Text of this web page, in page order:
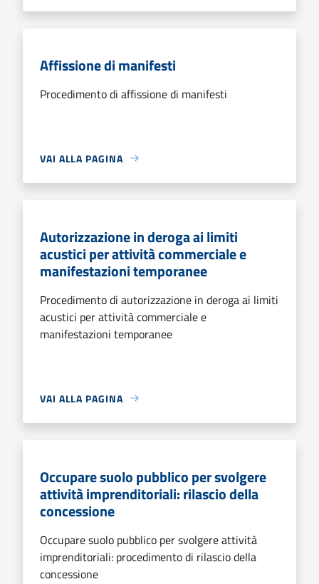
Affissione di manifesti
Procedimento di affissione di manifesti
VAI ALLA PAGINA
Autorizzazione in deroga ai limiti
acustici per attività commerciale e
manifestazioni temporanee
Procedimento di autorizzazione in deroga ai limiti
acustici per attività commerciale e
manifestazioni temporanee
VAI ALLA PAGINA
Occupare suolo pubblico per svolgere
attività imprenditoriali: rilascio della
concessione
Occupare suolo pubblico per svolgere attività
imprenditoriali: procedimento di rilascio della
concessione